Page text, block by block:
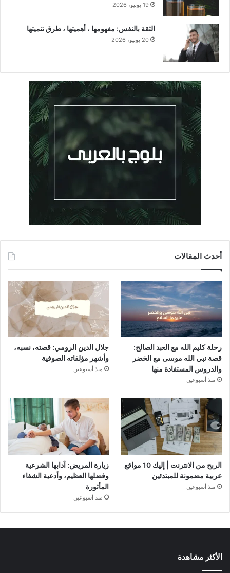
19 يونيو، 2026
الثقة بالنفس: مفهومها ، أهميتها ، طرق تنميتها
20 يونيو، 2026
أحدث المقالات
رحلة كليم الله مع العبد الصالح:
قصة نبي الله موسى مع الخضر
والدروس المستفادة منها
منذ أسبوعين
جلال الدين الرومي: قصته، نسبه،
وأشهر مؤلفاته الصوفية
منذ أسبوعين
الربح من الانترنت | إليك 10 مواقع
عربية مضمونة للمبتدئين
منذ أسبوعين
زيارة المريض: آدابها الشرعية
وفضلها العظيم، وأدعية الشفاء
المأثورة
منذ أسبوعين
الأكثر مشاهدة